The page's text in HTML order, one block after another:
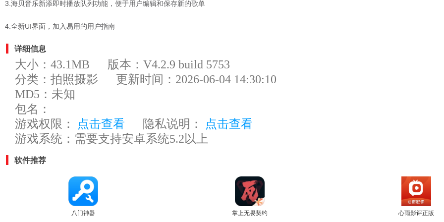
3.海贝音乐新添即时播放队列功能，便于用户编辑和保存新的歌单
4.全新UI界面，加入易用的用户指南
详细信息
大小：43.1MB
版本：V4.2.9 build 5753
分类：拍照摄影
更新时间：2026-06-04 14:30:10
MD5：未知
包名：
游戏权限：
点击查看 隐私说明：
点击查看
游戏系统：需要支持安卓系统5.2以上
软件推荐
八门神器 掌上无畏契约 心雨影评正版